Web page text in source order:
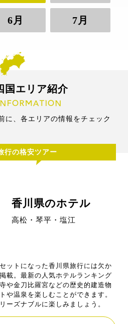
6月 7月
国エリア紹介
に、各エリアの情報をチェック
行の格安ツアー
香川県のホテル
高松・琴平・塩江
ットになった香川県旅行には欠か
載。最新の人気ホテルランキング
や金刀比羅宮などの歴史的建造物
や温泉を楽しむことができます。
ーズナブルに楽しみましょう。